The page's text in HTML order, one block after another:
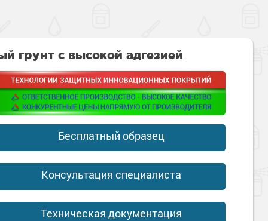
грунт с высокой адгезией
Бесплатный образец
Консультация специалиста
Техническая документация